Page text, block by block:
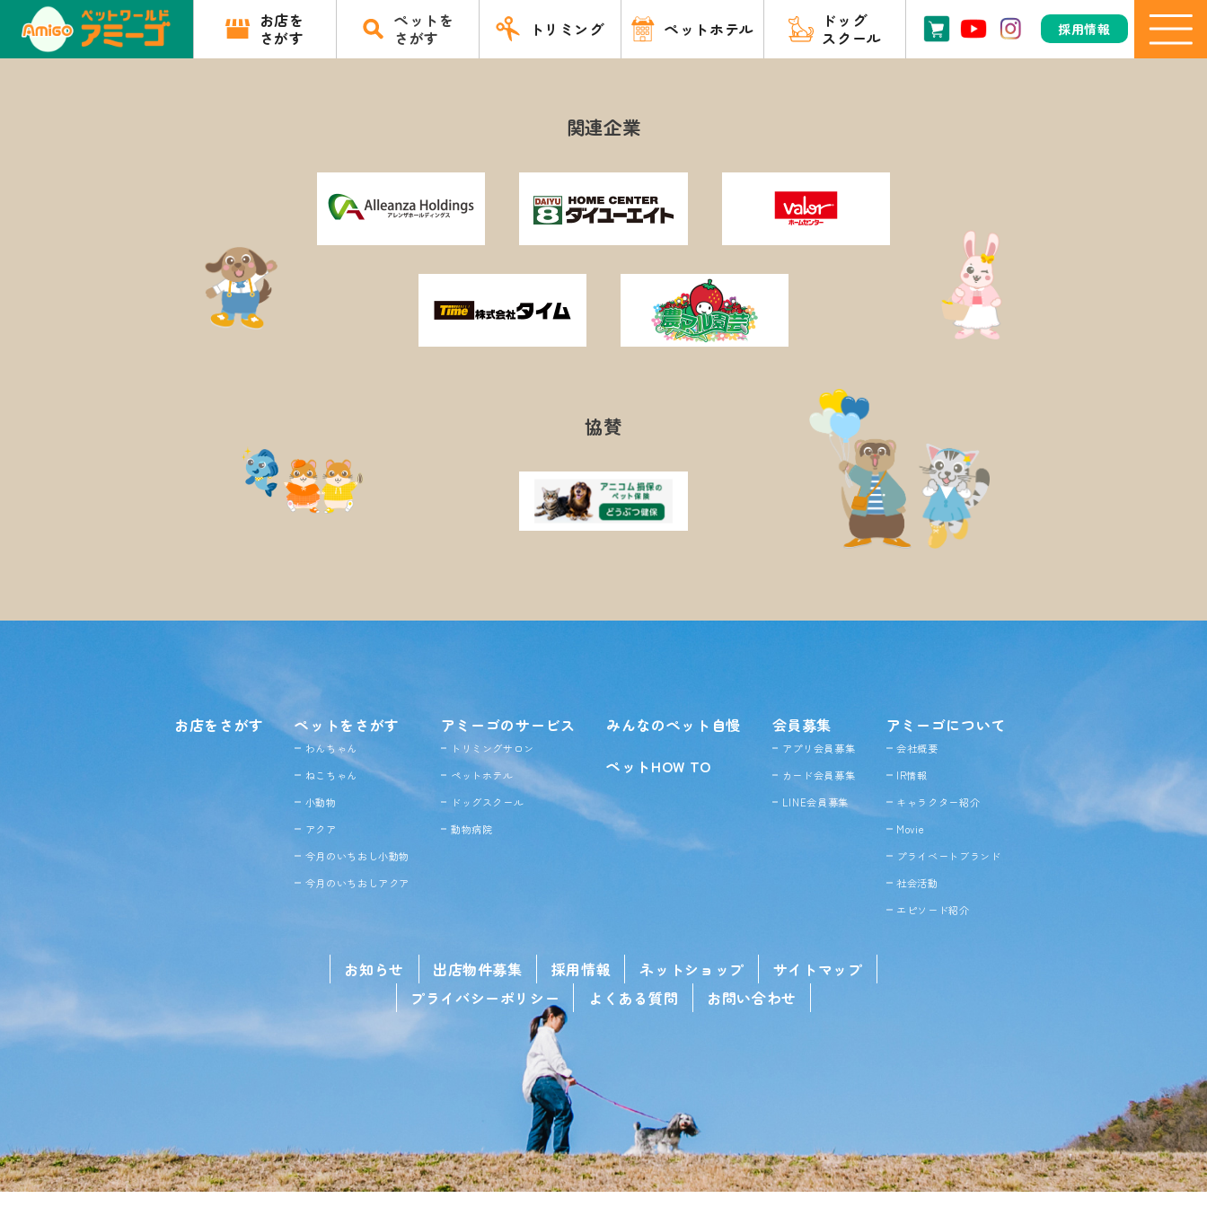
お店を
さがす
ペットを
さがす
トリミング ペットホテル
ドッグ
スクール
採用情報
関連企業
協賛
お店をさがす ペットをさがす
わんちゃん
ねこちゃん
小動物
アクア
今月のいちおし小動物
今月のいちおしアクア
アミーゴのサービス
トリミングサロン
ペットホテル
ドッグスクール
動物病院
みんなのペット自慢
ペットHOW TO
会員募集
アプリ会員募集
カード会員募集
LINE会員募集
アミーゴについて
会社概要
IR情報
キャラクター紹介
Movie
プライベートブランド
社会活動
エピソード紹介
お知らせ 出店物件募集 採用情報 ネットショップ
サイトマップ
プライバシーポリシー
よくある質問 お問い合わせ